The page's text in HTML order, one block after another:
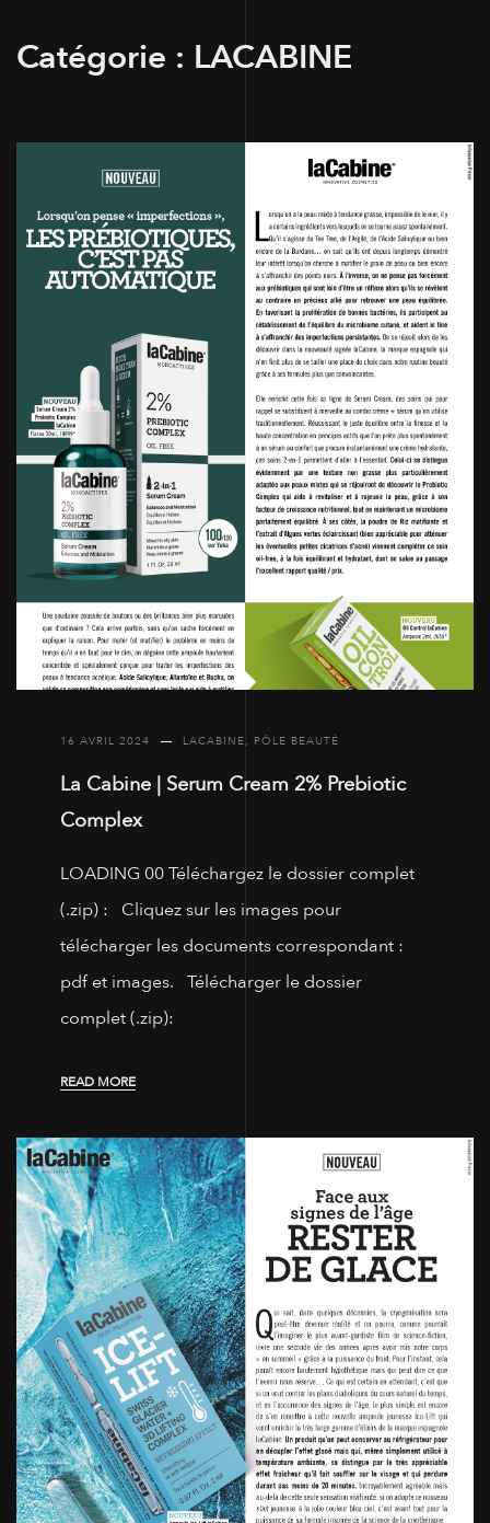
Catégorie : LACABINE
16 AVRIL 2024 LACABINE, PÔLE BEAUTÉ
La Cabine | Serum Cream 2% Prebiotic
Complex
LOADING 00 Téléchargez le dossier complet
(.zip) : Cliquez sur les images pour
télécharger les documents correspondant :
pdf et images. Télécharger le dossier
complet (.zip):
READ MORE